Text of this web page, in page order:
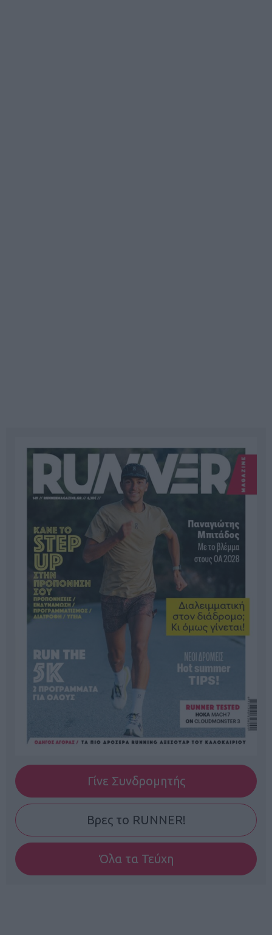
Γίνε Συνδρομητής
Βρες το RUNNER!
Όλα τα Τεύχη